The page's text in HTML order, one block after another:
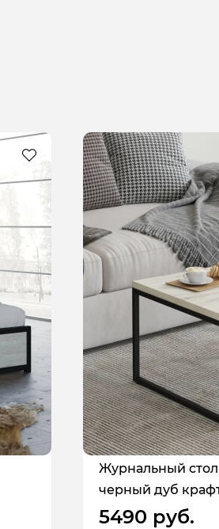
Журнальный
черный дуб
5490 руб.